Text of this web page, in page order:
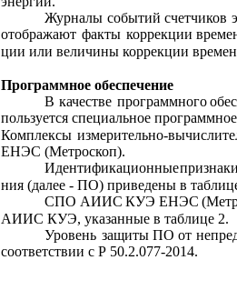
Журналы событий счетчиков
отображают факты коррекции
ции или величины коррекции
Программное обеспечение
В качестве программного
пользуется специальное
Комплексы измерительно-
ЕНЭС (Метроскоп).
Идентификационные
ния (далее - ПО) приведены в
СПО АИИС КУЭ ЕНЭС
АИИС КУЭ, указанные в таблице 2.
Уровень защиты ПО от
соответствии с Р 50.2.077-2014.